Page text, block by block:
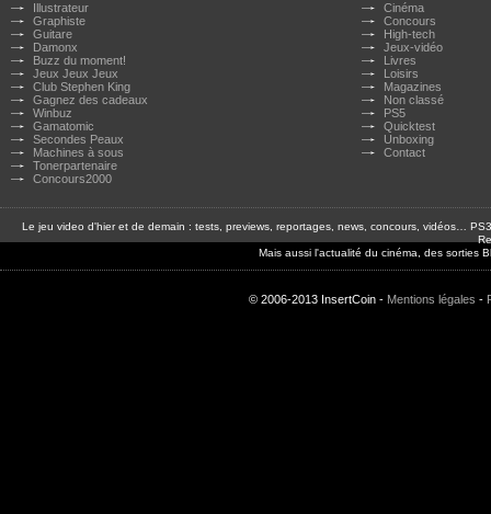
Illustrateur
Graphiste
Guitare
Damonx
Buzz du moment!
Jeux Jeux Jeux
Club Stephen King
Gagnez des cadeaux
Winbuz
Gamatomic
Secondes Peaux
Machines à sous
Tonerpartenaire
Concours2000
Cinéma
Concours
High-tech
Jeux-vidéo
Livres
Loisirs
Magazines
Non classé
PS5
Quicktest
Unboxing
Contact
Le jeu video d'hier et de demain : tests, previews, reportages, news, concours, vidéos…
Mais aussi l'actualité du cinéma, des sorties
© 2006-2013 InsertCoin - Mentions légales -